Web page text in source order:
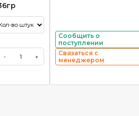
- +
Сообщить о
поступлении
Связаться с
менеджером